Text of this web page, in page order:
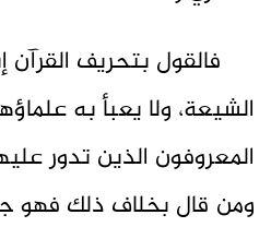
فالقول بتحريف القرآن
الشيعة، ولا يعبأ به
المعروفون الذين تدور
ومن قال بخلاف ذلك فهو